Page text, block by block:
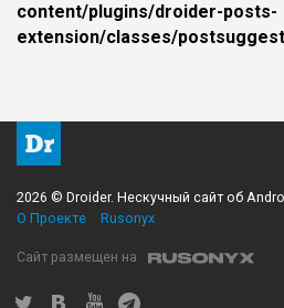
content/plugins/droider-posts-
extension/classes/
2026 © Droider. Нескучный сайт об
О Проекте
Rusonyx
Сайт размещен на